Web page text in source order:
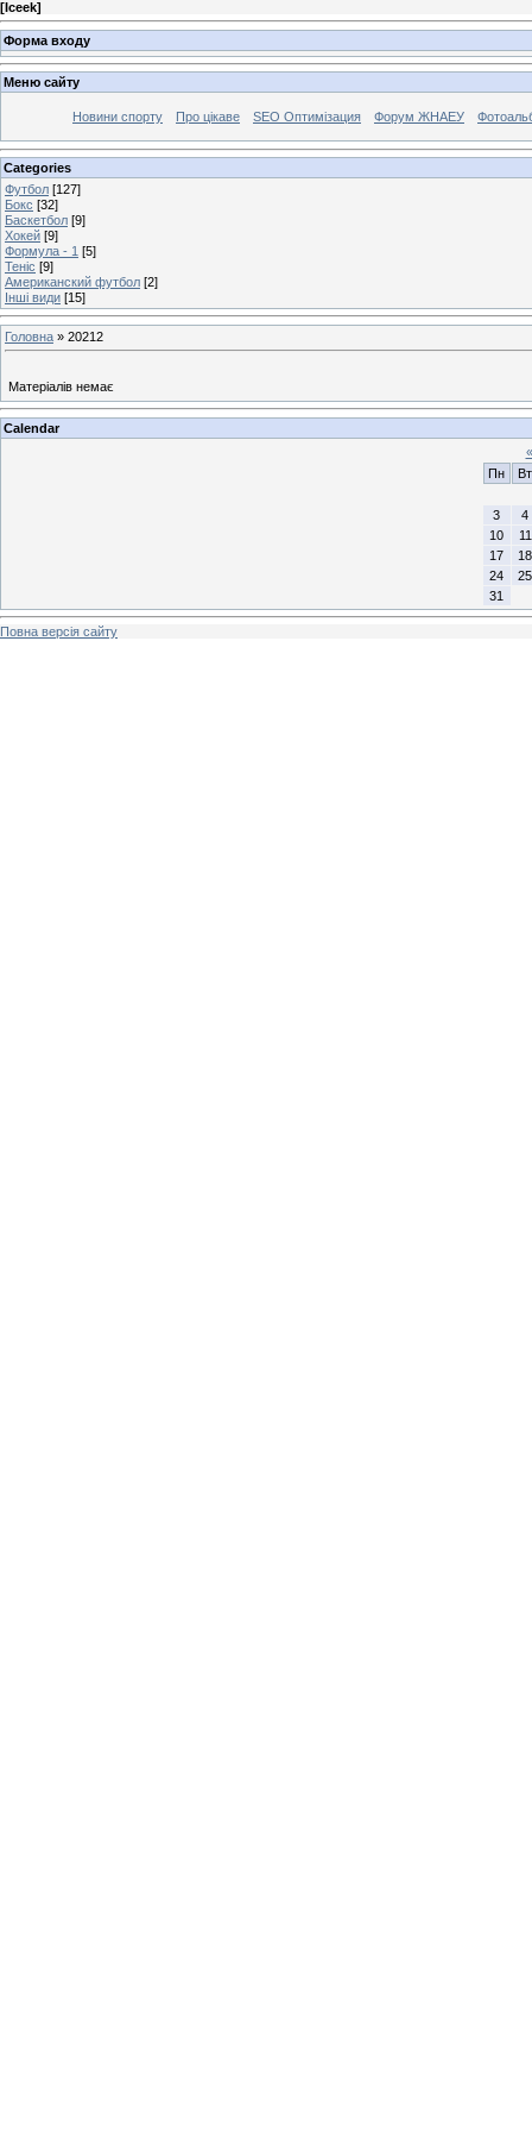
[Iceek]
Форма входу
Меню сайту
Новини спорту Про цікаве SEO Оптимізация Форум ЖНАЕУ
Categories
Футбол [127]
Бокс [32]
Баскетбол [9]
Хокей [9]
Формула - 1 [5]
Теніс [9]
Американский футбол [2]
Інші види [15]
Головна » 20212
Матеріалів немає
Calendar
«
Пн
Вт
3
4
10
11
17
18
24
25
31
Повна версія сайту